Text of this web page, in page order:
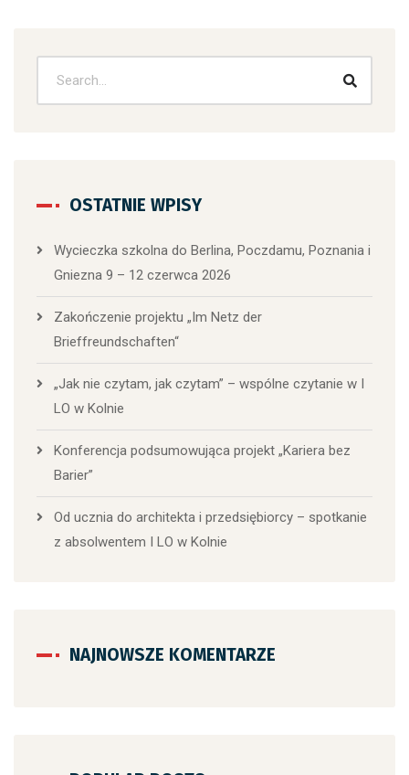
OSTATNIE WPISY
Wycieczka szkolna do Berlina, Poczdamu, Poznania i
Gniezna 9 – 12 czerwca 2026
Zakończenie projektu „Im Netz der
Brieffreundschaften“
„Jak nie czytam, jak czytam” – wspólne czytanie w I
LO w Kolnie
Konferencja podsumowująca projekt „Kariera bez
Barier”
Od ucznia do architekta i przedsiębiorcy – spotkanie
z absolwentem I LO w Kolnie
NAJNOWSZE KOMENTARZE